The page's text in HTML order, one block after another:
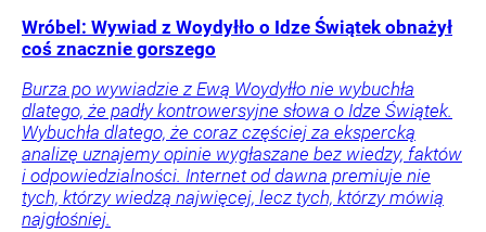
Wróbel: Wywiad z Woydyłło o Idze Świątek obnażył
coś znacznie gorszego
Burza po wywiadzie z Ewą Woydyłło nie wybuchła
dlatego, że padły kontrowersyjne słowa o Idze Świątek.
Wybuchła dlatego, że coraz częściej za ekspercką
analizę uznajemy opinie wygłaszane bez wiedzy, faktów
i odpowiedzialności. Internet od dawna premiuje nie
tych, którzy wiedzą najwięcej, lecz tych, którzy mówią
najgłośniej.